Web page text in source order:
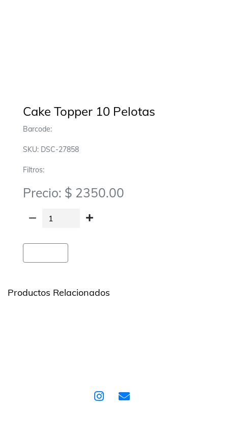
Cake Topper 10 Pelotas
Barcode:
SKU: DSC-27858
Filtros:
Precio: $ 2350.00
Productos Relacionados